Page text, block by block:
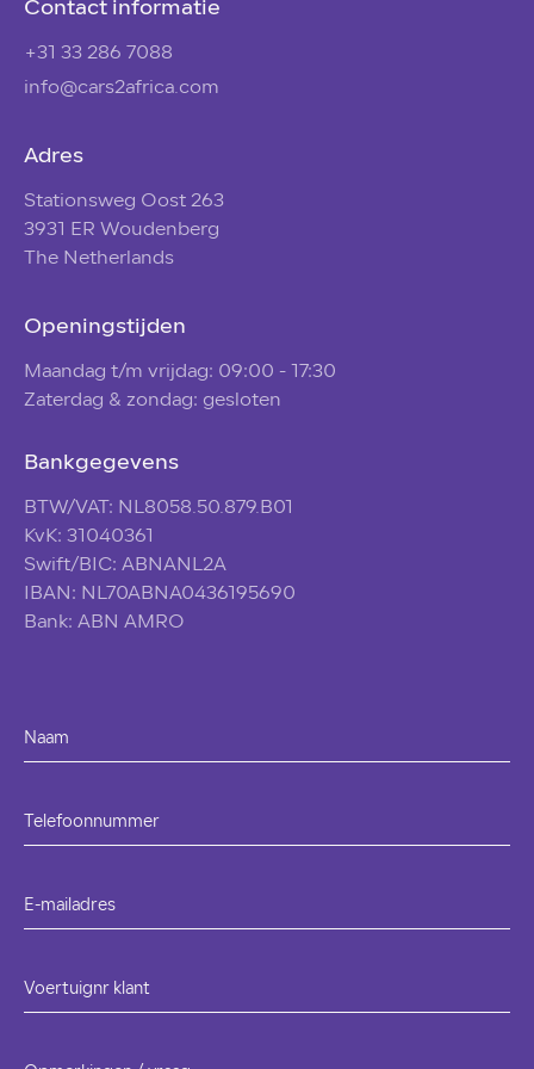
Contact informatie
+31 33 286 7088
info@cars2africa.com
Adres
Stationsweg Oost 263
3931 ER Woudenberg
The Netherlands
Openingstijden
Maandag t/m vrijdag: 09:00 - 17:30
Zaterdag & zondag: gesloten
Bankgegevens
BTW/VAT: NL8058.50.879.B01
KvK: 31040361
Swift/BIC: ABNANL2A
IBAN: NL70ABNA0436195690
Bank: ABN AMRO
Naam
Telefoonnummer
E-mailadres
Voertuignr klant